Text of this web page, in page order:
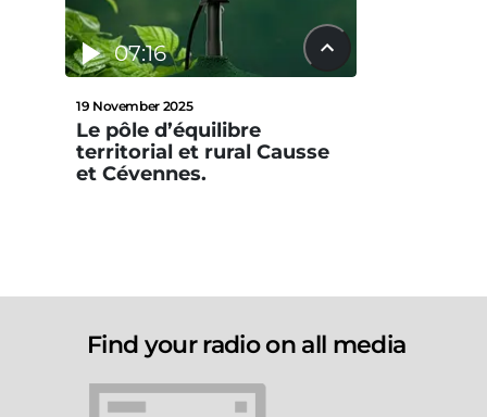
07:16
19 November 2025
Le pôle d’équilibre
territorial et rural Causse
et Cévennes.
Find your radio on all media